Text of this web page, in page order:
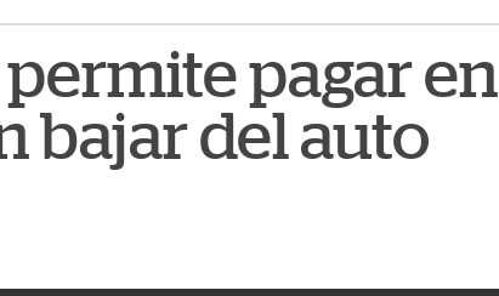
permite pagar en
bajar del auto